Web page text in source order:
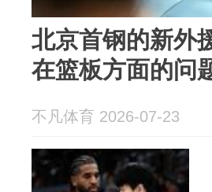
北京首钢的新外
在篮板方面的问
不凡体育 2026-07-23